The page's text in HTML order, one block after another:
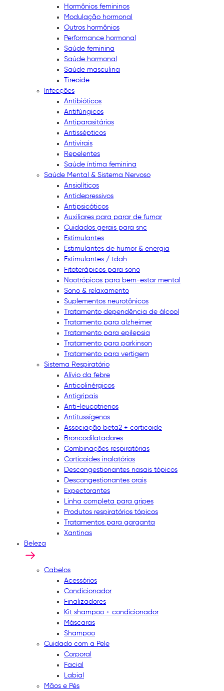
Hormônios femininos
Modulação hormonal
Outros hormônios
Performance hormonal
Saúde feminina
Saúde hormonal
Saúde masculina
Tireoide
Infecções
Antibióticos
Antifúngicos
Antiparasitários
Antissépticos
Antivirais
Repelentes
Saúde íntima feminina
Saúde Mental & Sistema Nervoso
Ansiolíticos
Antidepressivos
Antipsicóticos
Auxiliares para parar de fumar
Cuidados gerais para snc
Estimulantes
Estimulantes de humor & energia
Estimulantes / tdah
Fitoterápicos para sono
Nootrópicos para bem-estar mental
Sono & relaxamento
Suplementos neurotônicos
Tratamento dependência de álcool
Tratamento para alzheimer
Tratamento para epilepsia
Tratamento para parkinson
Tratamento para vertigem
Sistema Respiratório
Alívio da febre
Anticolinérgicos
Antigripais
Anti-leucotrienos
Antitussígenos
Associação beta2 + corticoide
Broncodilatadores
Combinações respiratórias
Corticoides inalatórios
Descongestionantes nasais tópicos
Descongestionantes orais
Expectorantes
Linha completa para gripes
Produtos respiratórios tópicos
Tratamentos para garganta
Xantinas
Beleza
Cabelos
Acessórios
Condicionador
Finalizadores
Kit shampoo + condicionador
Máscaras
Shampoo
Cuidado com a Pele
Corporal
Facial
Labial
Mãos e Pés